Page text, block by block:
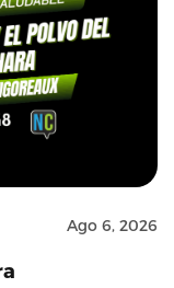
Ago 6, 2026